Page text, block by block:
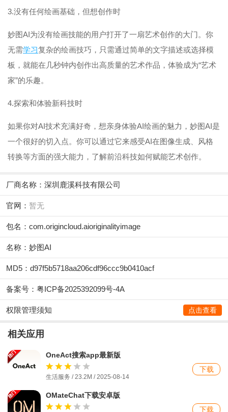
3.没有任何绘画基础，但想创作时
妙图AI为没有绘画技能的用户打开了一扇艺术创作的大门。你
无需学习复杂的绘画技巧，只需通过简单的文字描述或选择模
板，就能在几秒钟内创作出高质量的艺术作品，体验成为“艺术
家”的乐趣。
4.探索和体验新科技时
如果你对AI技术充满好奇，想亲身体验AI绘画的魅力，妙图AI是
一个很好的切入点。你可以通过它来感受AI在图像生成、风格
转换等方面的强大能力，了解前沿科技如何赋能艺术创作。
厂商名称： 深圳鹿溪科技有限公司
官网： 暂无
包名：com.origincloud.aioriginalityimage
名称：妙图AI
MD5：d97f5b5718aa206cdf96ccc9b0410acf
备案号：粤ICP备2025392099号-4A
权限管理须知 点击查看
相关应用
OneAct搜索app最新版
生活服务 / 23.2M / 2025-08-14
下载
OMateChat下载安卓版
下载